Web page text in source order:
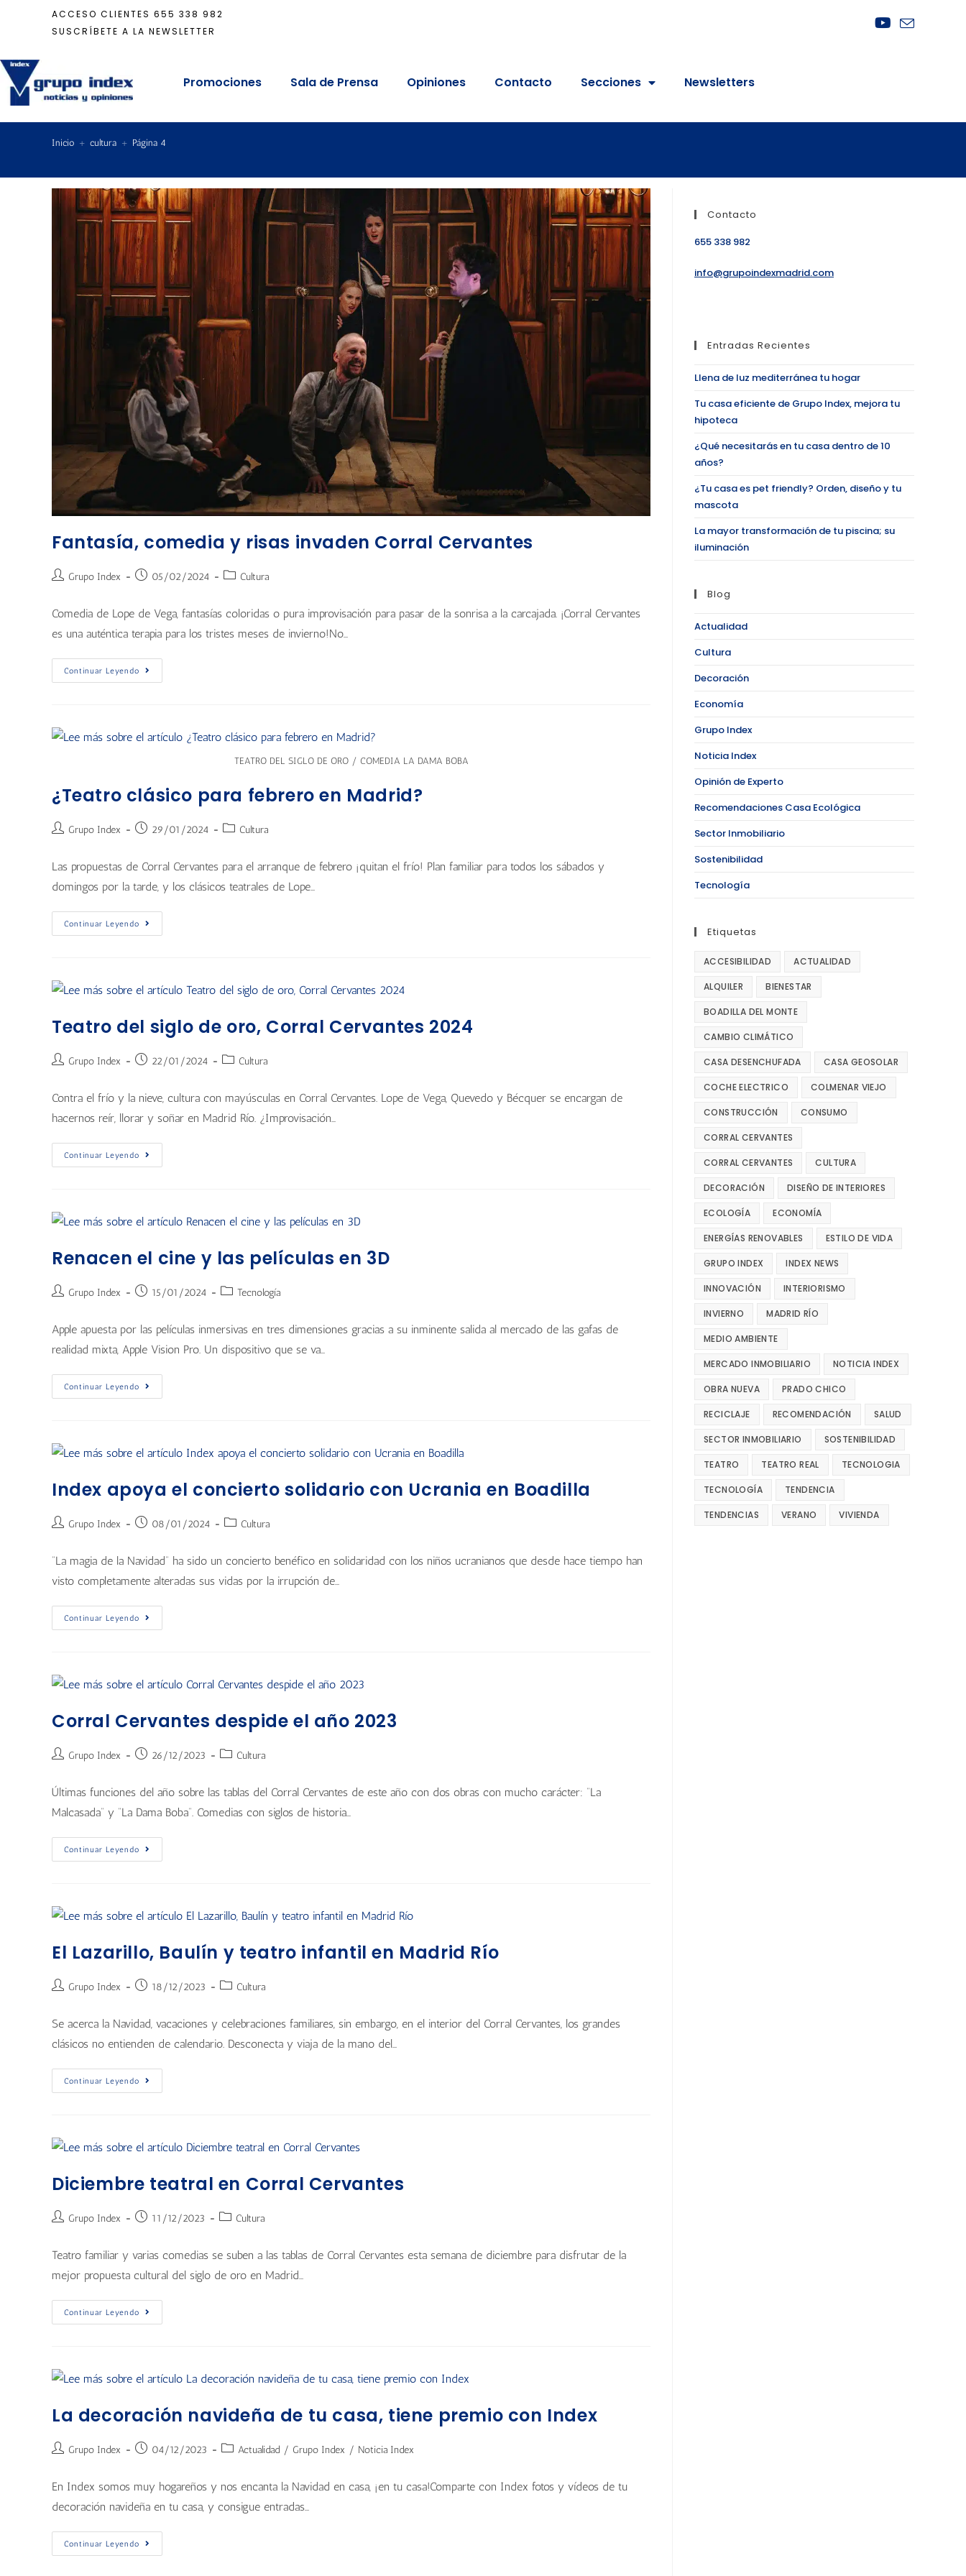
ACCESO CLIENTES 655 338 982
SUSCRÍBETE A LA NEWSLETTER
Promociones Sala de Prensa Opiniones Contacto Secciones Newsletters
Inicio + cultura + Página 4
Fantasía, comedia y risas invaden Corral Cervantes
Grupo Index 05/02/2024 Cultura
Comedia de Lope de Vega, fantasías coloridas o pura improvisación para pasar de la sonrisa a la carcajada. ¡Corral Cervantes
es una auténtica terapia para los tristes meses de invierno!No…
Continuar Leyendo
TEATRO DEL SIGLO DE ORO / COMEDIA LA DAMA BOBA
¿Teatro clásico para febrero en Madrid?
Grupo Index 29/01/2024 Cultura
Las propuestas de Corral Cervantes para el arranque de febrero ¡quitan el frío! Plan familiar para todos los sábados y
domingos por la tarde, y los clásicos teatrales de Lope…
Continuar Leyendo
Teatro del siglo de oro, Corral Cervantes 2024
Grupo Index 22/01/2024 Cultura
Contra el frío y la nieve, cultura con mayúsculas en Corral Cervantes. Lope de Vega, Quevedo y Bécquer se encargan de
hacernos reír, llorar y soñar en Madrid Río. ¿Improvisación…
Continuar Leyendo
Renacen el cine y las películas en 3D
Grupo Index 15/01/2024 Tecnología
Apple apuesta por las películas inmersivas en tres dimensiones gracias a su inminente salida al mercado de las gafas de
realidad mixta, Apple Vision Pro. Un dispositivo que se va…
Continuar Leyendo
Index apoya el concierto solidario con Ucrania en Boadilla
Grupo Index 08/01/2024 Cultura
“La magia de la Navidad” ha sido un concierto benéfico en solidaridad con los niños ucranianos que desde hace tiempo han
visto completamente alteradas sus vidas por la irrupción de…
Continuar Leyendo
Corral Cervantes despide el año 2023
Grupo Index 26/12/2023 Cultura
Últimas funciones del año sobre las tablas del Corral Cervantes de este año con dos obras con mucho carácter: “La
Malcasada” y “La Dama Boba”. Comedias con siglos de historia…
Continuar Leyendo
El Lazarillo, Baulín y teatro infantil en Madrid Río
Grupo Index 18/12/2023 Cultura
Se acerca la Navidad, vacaciones y celebraciones familiares, sin embargo, en el interior del Corral Cervantes, los grandes
clásicos no entienden de calendario. Desconecta y viaja de la mano del…
Continuar Leyendo
Diciembre teatral en Corral Cervantes
Grupo Index 11/12/2023 Cultura
Teatro familiar y varias comedias se suben a las tablas de Corral Cervantes esta semana de diciembre para disfrutar de la
mejor propuesta cultural del siglo de oro en Madrid…
Continuar Leyendo
La decoración navideña de tu casa, tiene premio con Index
Grupo Index 04/12/2023 Actualidad / Grupo Index / Noticia Index
En Index somos muy hogareños y nos encanta la Navidad en casa, ¡en tu casa!Comparte con Index fotos y vídeos de tu
decoración navideña en tu casa, y consigue entradas…
Continuar Leyendo
Contacto
655 338 982
info@grupoindexmadrid.com
Entradas Recientes
Llena de luz mediterránea tu hogar
Tu casa eficiente de Grupo Index, mejora tu
hipoteca
¿Qué necesitarás en tu casa dentro de 10
años?
¿Tu casa es pet friendly? Orden, diseño y tu
mascota
La mayor transformación de tu piscina; su
iluminación
Blog
Actualidad
Cultura
Decoración
Economía
Grupo Index
Noticia Index
Opinión de Experto
Recomendaciones Casa Ecológica
Sector Inmobiliario
Sostenibilidad
Tecnología
Etiquetas
ACCESIBILIDAD ACTUALIDAD
ALQUILER BIENESTAR
BOADILLA DEL MONTE
CAMBIO CLIMÁTICO
CASA DESENCHUFADA CASA GEOSOLAR
COCHE ELECTRICO COLMENAR VIEJO
CONSTRUCCIÓN CONSUMO
CORRAL CERVANTES
CORRAL CERVANTES CULTURA
DECORACIÓN DISEÑO DE INTERIORES
ECOLOGÍA ECONOMÍA
ENERGÍAS RENOVABLES ESTILO DE VIDA
GRUPO INDEX INDEX NEWS
INNOVACIÓN INTERIORISMO
INVIERNO MADRID RÍO
MEDIO AMBIENTE
MERCADO INMOBILIARIO NOTICIA INDEX
OBRA NUEVA PRADO CHICO
RECICLAJE RECOMENDACIÓN SALUD
SECTOR INMOBILIARIO SOSTENIBILIDAD
TEATRO TEATRO REAL TECNOLOGIA
TECNOLOGÍA TENDENCIA
TENDENCIAS VERANO VIVIENDA